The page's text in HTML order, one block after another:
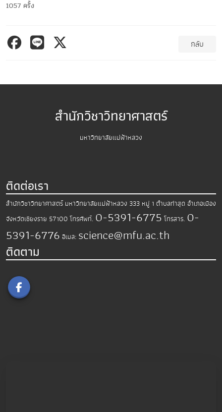
1057 ครั้ง
กลับ
สำนักวิชาวิทยาศาสตร์
มหาวิทยาลัยแม่ฟ้าหลวง
ติดต่อเรา
สำนักวิชาวิทยาศาสตร์ มหาวิทยาลัยแม่ฟ้าหลวง 333 หมู่ 1 ตำบลท่าสุด อำเภอเมือง
จังหวัดเชียงราย 57100 โทรศัพท์. 0-5391-6775 โทรสาร. 0-
5391-6776 อีเมล: science@mfu.ac.th
ติดตาม